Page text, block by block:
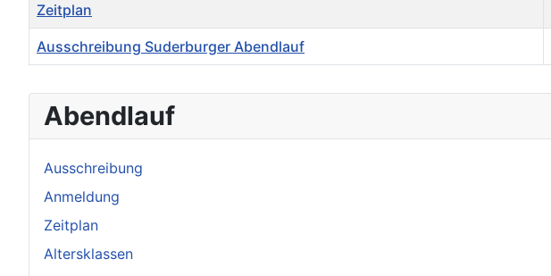
Abendlauf
Ausschreibung
Anmeldung
Zeitplan
Altersklassen
Zeitplan
Ausschreibung Suderburger Abendlauf